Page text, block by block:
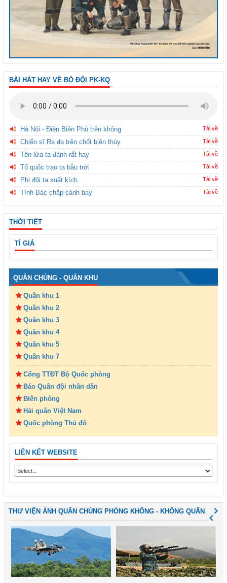
BÀI HÁT HAY VỀ BỘ ĐỘI PK-KQ
Hà Nội - Điện Biên Phủ trên không Tải về
Chiến sĩ Ra đa trên chốt biên thùy Tải về
Tên lửa ta đánh rất hay Tải về
Tổ quốc trao ta bầu trời Tải về
Phi đội ta xuất kích Tải về
Tình Bác chắp cánh bay Tải về
THỜI TIẾT
TỈ GIÁ
QUÂN CHỦNG - QUÂN KHU
Quân khu 1
Quân khu 2
Quân khu 3
Quân khu 4
Quân khu 5
Quân khu 7
Cổng TTĐT Bộ Quốc phòng
Báo Quân đội nhân dân
Biên phòng
Hải quân Việt Nam
Quốc phòng Thủ đô
LIÊN KẾT WEBSITE
THƯ VIỆN ẢNH QUÂN CHỦNG PHÒNG KHÔNG - KHÔNG QUÂN